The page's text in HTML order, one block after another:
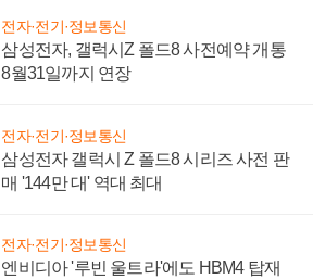
전자·전기·정보통신
삼성전자, 갤럭시Z 폴드8 사전예약 개통
8월31일까지 연장
전자·전기·정보통신
삼성전자 갤럭시 Z 폴드8 시리즈 사전 판
매 '144만 대' 역대 최대
전자·전기·정보통신
엔비디아 '루빈 울트라'에도 HBM4 탑재